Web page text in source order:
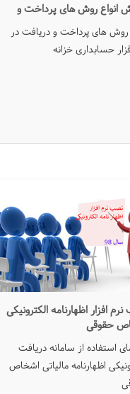
انواع روش های پرداخت و
روش های پرداخت و دریافت در
حسابداری خزانه
افزار اظهارنامه الکترونیکی
حقوقی
استفاده از سامانه دریافت
اظهارنامه مالیاتی اشخاص